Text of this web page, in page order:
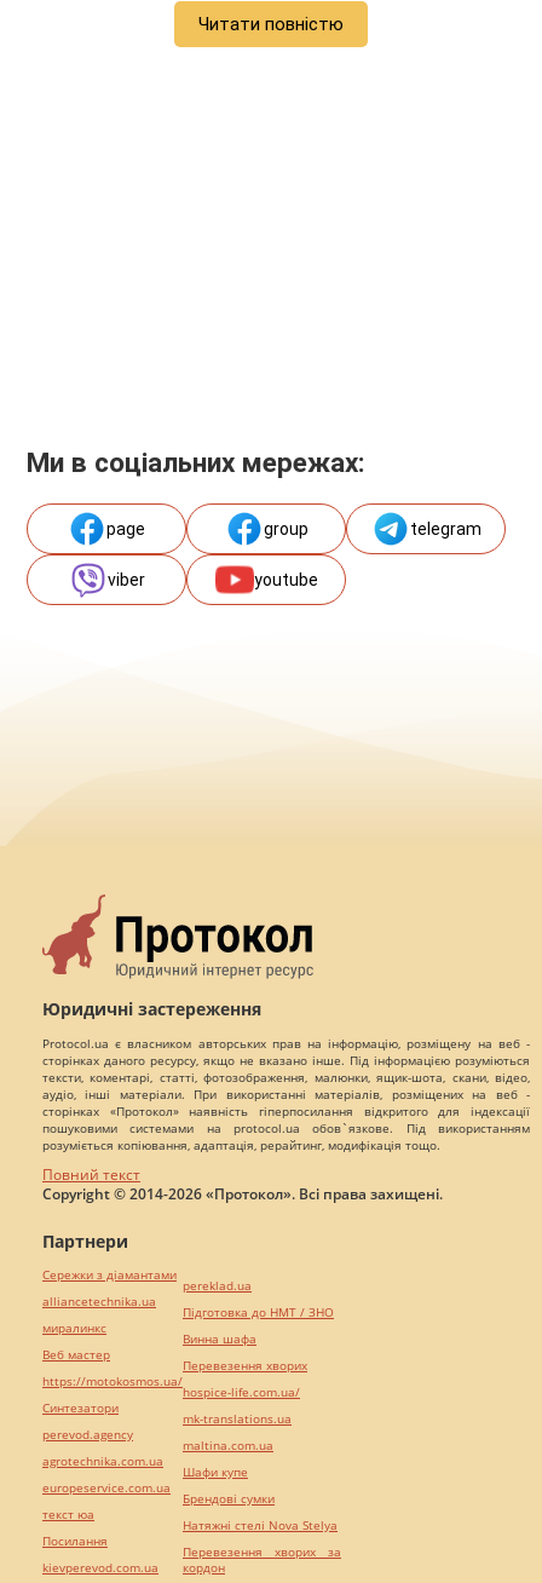
Читати повністю
Ми в соціальних мережах:
page group telegram
viber youtube
Юридичні застереження
Protocol.ua є власником авторських прав на інформацію, розміщену на веб -
сторінках даного ресурсу, якщо не вказано інше. Під інформацією розуміються
тексти, коментарі, статті, фотозображення, малюнки, ящик-шота, скани, відео,
аудіо, інші матеріали. При використанні матеріалів, розміщених на веб -
сторінках «Протокол» наявність гіперпосилання відкритого для індексації
пошуковими системами на protocol.ua обов`язкове. Під використанням
розуміється копіювання, адаптація, рерайтинг, модифікація тощо.
Повний текст
Copyright © 2014-2026 «Протокол». Всі права захищені.
Партнери
Сережки з діамантами
alliancetechnika.ua
миралинкс
Веб мастер
https://motokosmos.ua/
Синтезатори
perevod.agency
agrotechnika.com.ua
europeservice.com.ua
текст юа
Посилання
kievperevod.com.ua
pereklad.ua
Підготовка до НМТ / ЗНО
Винна шафа
Перевезення хворих
hospice-life.com.ua/
mk-translations.ua
maltina.com.ua
Шафи купе
Брендові сумки
Натяжні стелі Nova Stelya
Перевезення хворих за
кордон